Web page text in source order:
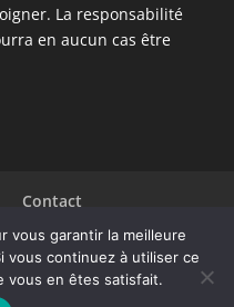
La responsabilité
en aucun cas être
Contact
| Propulsé par
vous garantir la meilleure
vous continuez à utiliser ce
vous en êtes satisfait.